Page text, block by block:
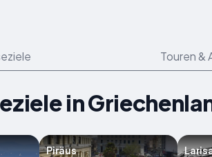
Touren &
in
Piräus